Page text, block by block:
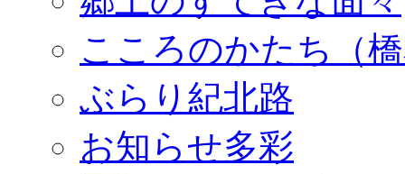
こころのかたち（
ぶらり紀北路
お知らせ多彩